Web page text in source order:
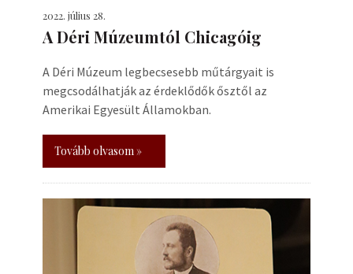
2022. július 28.
A Déri Múzeumtól Chicagóig
A Déri Múzeum legbecsesebb műtárgyait is
megcsodálhatják az érdeklődők ősztől az
Amerikai Egyesült Államokban.
Tovább olvasom »